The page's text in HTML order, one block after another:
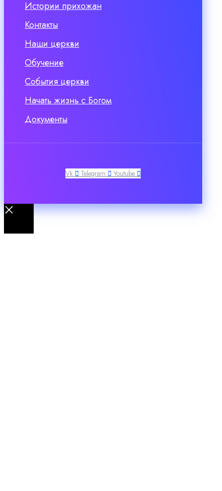
Истории прихожан
Контакты
Наши церкви
Обучение
События церкви
Начать жизнь с Богом
Документы
Vk Telegram Youtube